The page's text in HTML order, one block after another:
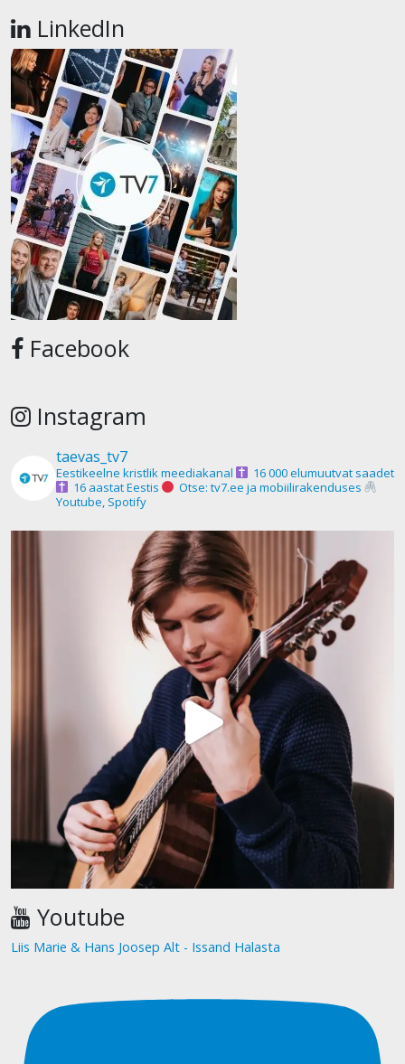
LinkedIn
Facebook
Instagram
taevas_tv7
Eestikeelne kristlik meediakanal
16 000 elumuutvat saadet
16 aastat Eestis
Otse: tv7.ee ja mobiilirakenduses
Youtube, Spotify
Youtube
Liis Marie & Hans Joosep Alt - Issand Halasta